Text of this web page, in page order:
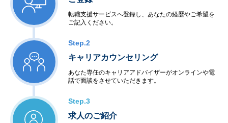
転職支援サービスへ登録し、あなたの経歴やご希望を
ご記入ください。
Step.2
キャリアカウンセリング
あなた専任のキャリアアドバイザーがオンラインや電
話で面談をさせていただきます。
Step.3
求人のご紹介